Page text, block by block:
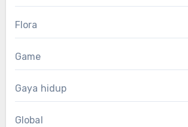
Flora
Game
Gaya hidup
Global